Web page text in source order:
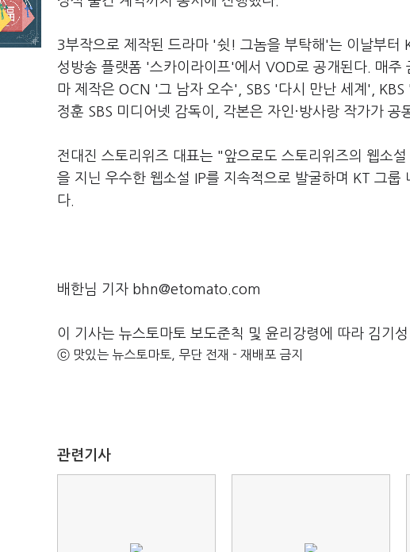
3부작으로 제작된 드라마 '쉿! 그놈을 부탁해'는 이날부터
성방송 플랫폼 '스카이라이프'에서 VOD로 공개된다. 매
마 제작은 OCN '그 남자 오수', SBS '다시 만난 세계',
정훈 SBS 미디어넷 감독이, 각본은 자인·방사랑 작가가 공
전대진 스토리위즈 대표는 "앞으로도 스토리위즈의 웹소
을 지닌 우수한 웹소설 IP를 지속적으로 발굴하며 KT 그
다.
배한님 기자 bhn@etomato.com
이 기사는 뉴스토마토 보도준칙 및 윤리강령에 따라 김기
ⓒ 맛있는 뉴스토마토, 무단 전재 - 재배포 금지
관련기사